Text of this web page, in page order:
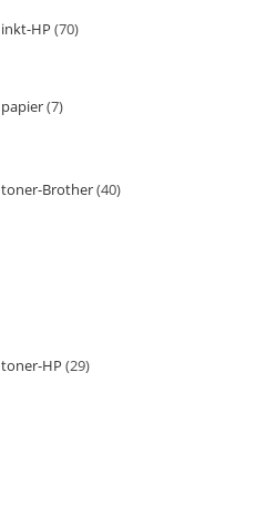
inkt-HP 70
papier 7
toner-Brother 40
toner-HP 29